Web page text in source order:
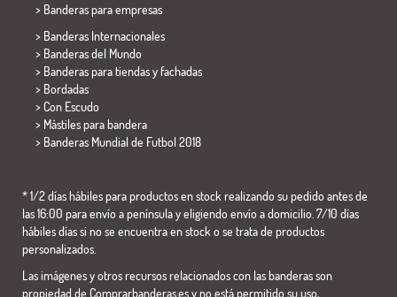
> Banderas para empresas
> Banderas Internacionales
> Banderas del Mundo
> Banderas para tiendas y fachadas
> Bordadas
> Con Escudo
> Mástiles para bandera
> Banderas Mundial de Futbol 2018
* 1/2 días hábiles para productos en stock realizando su pedido antes de
las 16:00 para envío a península y eligiendo envío a domicilio. 7/10 días
hábiles días si no se encuentra en stock o se trata de productos
personalizados.
Las imágenes y otros recursos relacionados con las banderas son
propiedad de Comprarbanderas.es y no está permitido su uso,